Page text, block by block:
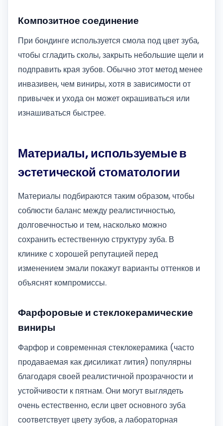
Композитное соединение
При бондинге используется смола под цвет зуба,
чтобы сгладить сколы, закрыть небольшие щели и
подправить края зубов. Обычно этот метод менее
инвазивен, чем виниры, хотя в зависимости от
привычек и ухода он может окрашиваться или
изнашиваться быстрее.
Материалы, используемые в
эстетической стоматологии
Материалы подбираются таким образом, чтобы
соблюсти баланс между реалистичностью,
долговечностью и тем, насколько можно
сохранить естественную структуру зуба. В
клинике с хорошей репутацией перед
изменением эмали покажут варианты оттенков и
объяснят компромиссы.
Фарфоровые и стеклокерамические
виниры
Фарфор и современная стеклокерамика (часто
продаваемая как дисиликат лития) популярны
благодаря своей реалистичной прозрачности и
устойчивости к пятнам. Они могут выглядеть
очень естественно, если цвет основного зуба
соответствует цвету зубов, а лабораторная